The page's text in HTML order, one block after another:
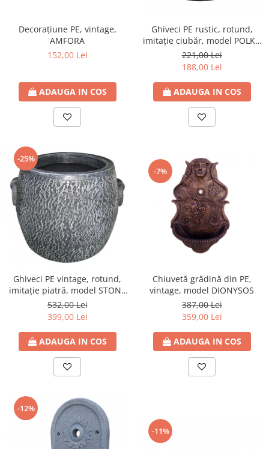
Decorațiune PE, vintage,
AMFORA
152,00 Lei
ADAUGA IN COS
Ghiveci PE rustic, rotund,
imitație ciubăr, model POLKA
M, Ø39 cm, 30 litri
221,00 Lei
188,00 Lei
ADAUGA IN COS
-25%
Ghiveci PE vintage, rotund,
imitație piatră, model STONE
XL
532,00 Lei
399,00 Lei
ADAUGA IN COS
-7%
Chiuvetă grădină din PE,
vintage, model DIONYSOS
387,00 Lei
359,00 Lei
ADAUGA IN COS
-12%
-11%